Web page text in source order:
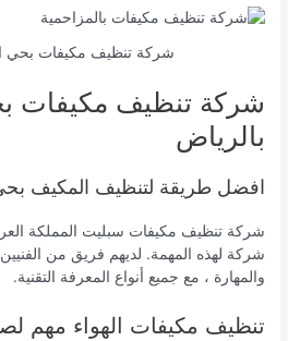
شركة تنظيف مكيفات بحي
شركة تنظيف مكيفات
بالرياض
افضل طريقة لتنظيف المكيف بحي
شركة تنظيف مكيفات سبليت المملكة
شركة لهذه المهمة. لديهم فريق من الفنيين
والمهارة ، مع جميع أنواع المعرفة التقنية.
تنظيف مكيفات الهواء مهم